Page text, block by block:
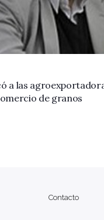
a las
de granos
Contacto